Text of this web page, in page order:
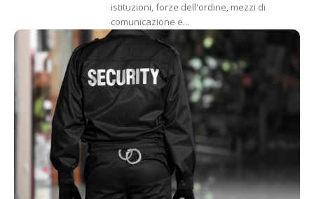
istituzioni, forze dell'ordine, mezzi di
comunicazione e...